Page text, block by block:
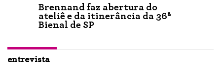
Brennand faz abertura do
ateliê e da itinerância da 36ª
Bienal de SP
entrevista